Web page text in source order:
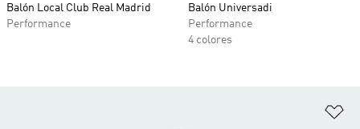
Balón Local Club Real Madrid
Performance
Balón Universadi
Performance
4 colores